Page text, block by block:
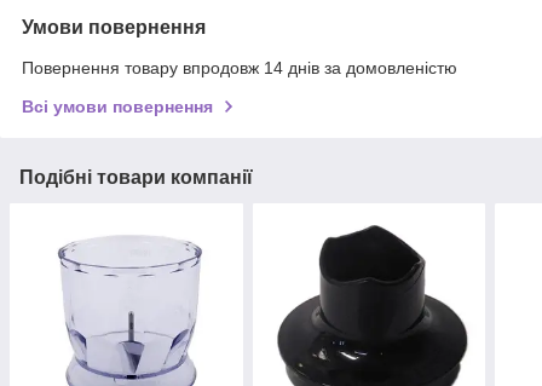
Умови повернення
Повернення товару впродовж 14 днів за домовленістю
Всі умови повернення
Подібні товари компанії